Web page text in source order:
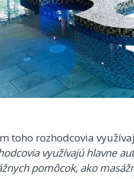
toho rozhodcovia
využívajú hlavne
pomôcok, ako